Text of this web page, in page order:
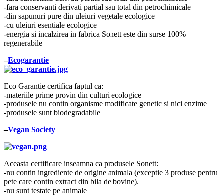
-fara conservanti derivati partial sau total din petrochimicale
-din sapunuri pure din uleiuri vegetale ecologice
-cu uleiuri esentiale ecologice
-energia si incalzirea in fabrica Sonett este din surse 100%
regenerabile
–Ecogarantie
Eco Garantie certifica faptul ca:
-materiile prime provin din culturi ecologice
-produsele nu contin organisme modificate genetic si nici enzime
-produsele sunt biodegradabile
–Vegan Society
Aceasta certificare inseamna ca produsele Sonett:
-nu contin ingrediente de origine animala (exceptie 3 produse pentru
pete care contin extract din bila de bovine).
-nu sunt testate pe animale